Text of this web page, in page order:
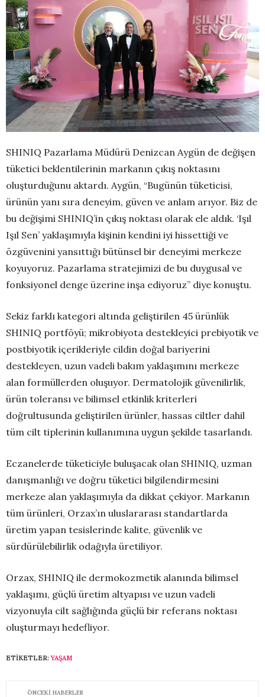
SHINIQ Pazarlama Müdürü Denizcan Aygün de değişen
tüketici beklentilerinin markanın çıkış noktasını
oluşturduğunu aktardı. Aygün, “Bugünün tüketicisi,
ürünün yanı sıra deneyim, güven ve anlam arıyor. Biz de
bu değişimi SHINIQ’in çıkış noktası olarak ele aldık. ‘Işıl
Işıl Sen’ yaklaşımıyla kişinin kendini iyi hissettiği ve
özgüvenini yansıttığı bütünsel bir deneyimi merkeze
koyuyoruz. Pazarlama stratejimizi de bu duygusal ve
fonksiyonel denge üzerine inşa ediyoruz” diye konuştu.
Sekiz farklı kategori altında geliştirilen 45 ürünlük
SHINIQ portföyü; mikrobiyota destekleyici prebiyotik ve
postbiyotik içerikleriyle cildin doğal bariyerini
destekleyen, uzun vadeli bakım yaklaşımını merkeze
alan formüllerden oluşuyor. Dermatolojik güvenilirlik,
ürün toleransı ve bilimsel etkinlik kriterleri
doğrultusunda geliştirilen ürünler, hassas ciltler dahil
tüm cilt tiplerinin kullanımına uygun şekilde tasarlandı.
Eczanelerde tüketiciyle buluşacak olan SHINIQ, uzman
danışmanlığı ve doğru tüketici bilgilendirmesini
merkeze alan yaklaşımıyla da dikkat çekiyor. Markanın
tüm ürünleri, Orzax’ın uluslararası standartlarda
üretim yapan tesislerinde kalite, güvenlik ve
sürdürülebilirlik odağıyla üretiliyor.
Orzax, SHINIQ ile dermokozmetik alanında bilimsel
yaklaşımı, güçlü üretim altyapısı ve uzun vadeli
vizyonuyla cilt sağlığında güçlü bir referans noktası
oluşturmayı hedefliyor.
ETIKETLER:YAŞAM
ÖNCEKI HABERLER